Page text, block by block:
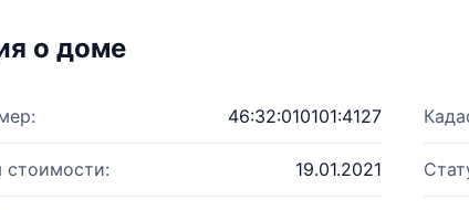
о доме
46:32:010101:4127
стоимости: 19.01.2021